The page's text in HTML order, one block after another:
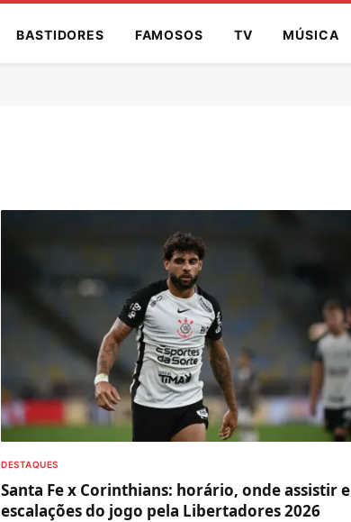
BASTIDORES FAMOSOS TV MÚSICA
DESTAQUES
Santa Fe x Corinthians: horário, onde assistir e
escalações do jogo pela Libertadores 2026